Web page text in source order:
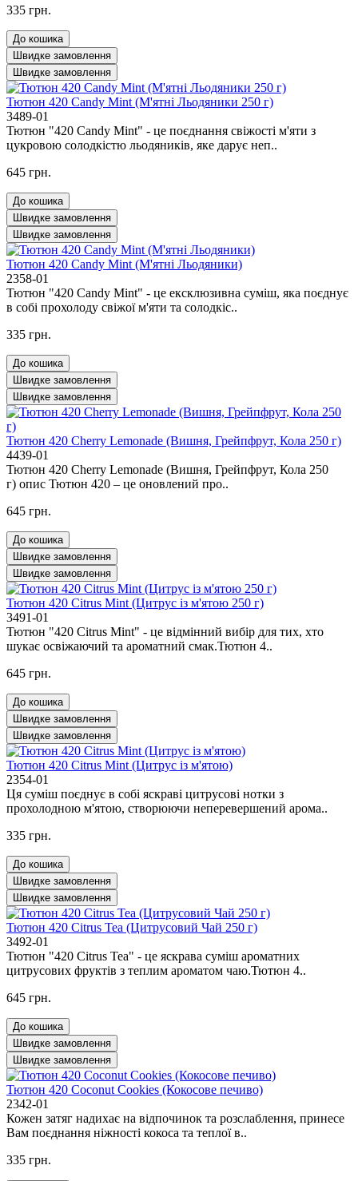
335 грн.
До кошика
Швидке замовлення
Швидке замовлення
Тютюн 420 Candy Mint (М'ятні Льодяники 250 г)
3489-01
Тютюн "420 Candy Mint" - це поєднання свіжості м'яти з
цукровою солодкістю льодяників, яке дарує неп..
645 грн.
До кошика
Швидке замовлення
Швидке замовлення
Тютюн 420 Candy Mint (М'ятні Льодяники)
2358-01
Тютюн "420 Candy Mint" - це ексклюзивна суміш, яка поєднує
в собі прохолоду свіжої м'яти та солодкіс..
335 грн.
До кошика
Швидке замовлення
Швидке замовлення
Тютюн 420 Cherry Lemonade (Вишня, Грейпфрут, Кола 250 г)
4439-01
Тютюн 420 Cherry Lemonade (Вишня, Грейпфрут, Кола 250
г) опис Тютюн 420 – це оновлений про..
645 грн.
До кошика
Швидке замовлення
Швидке замовлення
Тютюн 420 Citrus Mint (Цитрус із м'ятою 250 г)
3491-01
Тютюн "420 Citrus Mint" - це відмінний вибір для тих, хто
шукає освіжаючий та ароматний смак.Тютюн 4..
645 грн.
До кошика
Швидке замовлення
Швидке замовлення
Тютюн 420 Citrus Mint (Цитрус із м'ятою)
2354-01
Ця суміш поєднує в собі яскраві цитрусові нотки з
прохолодною м'ятою, створюючи неперевершений арома..
335 грн.
До кошика
Швидке замовлення
Швидке замовлення
Тютюн 420 Citrus Tea (Цитрусовий Чай 250 г)
3492-01
Тютюн "420 Citrus Tea" - це яскрава суміш ароматних
цитрусових фруктів з теплим ароматом чаю.Тютюн 4..
645 грн.
До кошика
Швидке замовлення
Швидке замовлення
Тютюн 420 Coconut Cookies (Кокосове печиво)
2342-01
Кожен затяг надихає на відпочинок та розслаблення, принесе
Вам поєднання ніжності кокоса та теплої в..
335 грн.